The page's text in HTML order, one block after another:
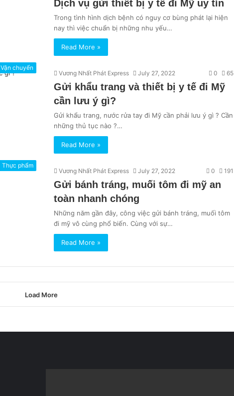
Dịch vụ gửi thiết bị y tế đi Mỹ uy tín
Trong tình hình dịch bệnh có nguy cơ bùng phát lại hiện
nay thì việc chuẩn bị những nhu yếu…
Read More »
Vận chuyển
Vương Nhất Phát Express July 27, 2022 0 65
Gửi khẩu trang và thiết bị y tế đi Mỹ
cần lưu ý gì?
Gửi khẩu trang, nước rửa tay đi Mỹ cần phải lưu ý gì ? Cần
những thủ tục nào ?…
Read More »
Thực phẩm
Vương Nhất Phát Express July 27, 2022 0 191
Gửi bánh tráng, muối tôm đi mỹ an
toàn nhanh chóng
Những năm gần đây, công việc gửi bánh tráng, muối tôm
đi mỹ vô cùng phổ biến. Cùng với sự…
Read More »
Load More